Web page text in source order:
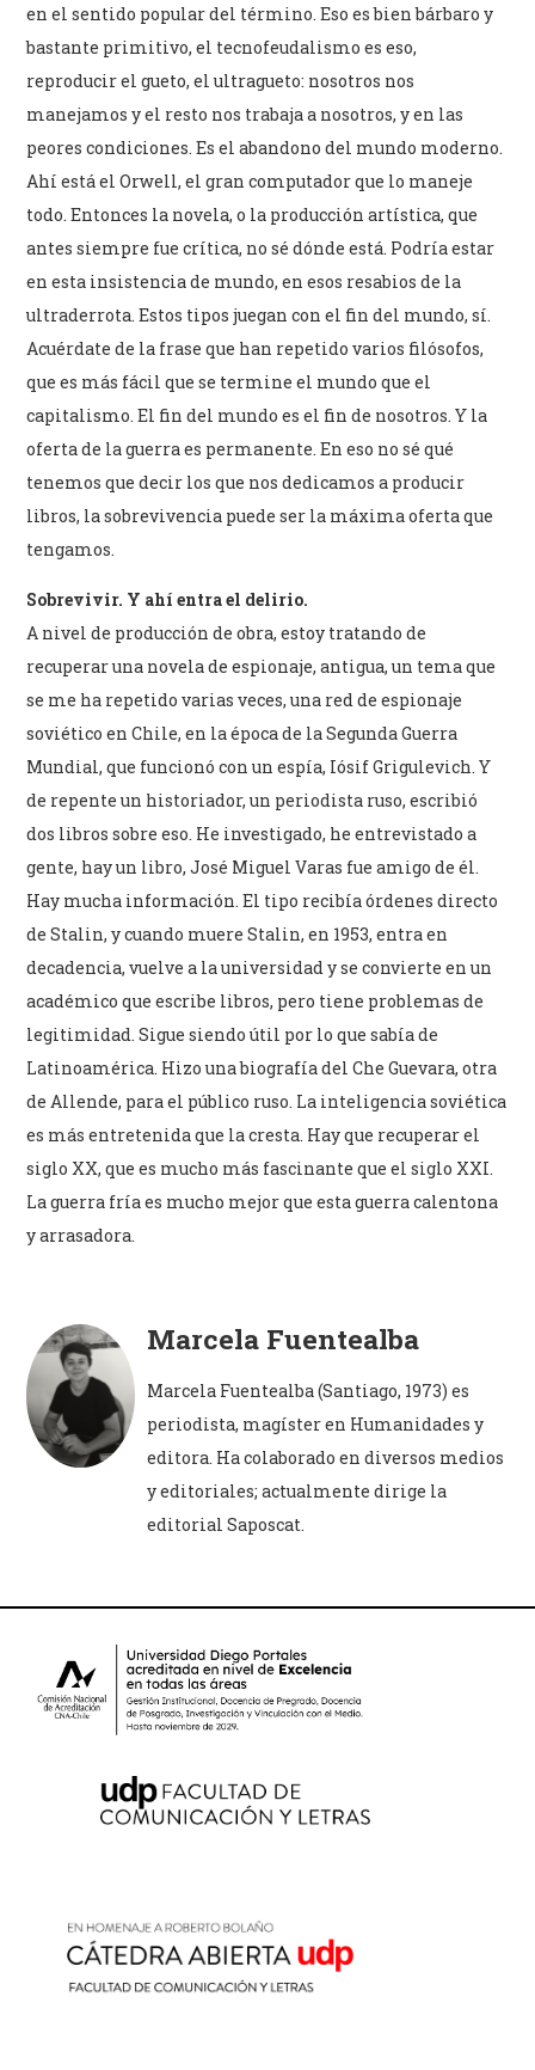
en el sentido popular del término. Eso es bien bárbaro y
bastante primitivo, el tecnofeudalismo es eso,
reproducir el gueto, el ultragueto: nosotros nos
manejamos y el resto nos trabaja a nosotros, y en las
peores condiciones. Es el abandono del mundo moderno.
Ahí está el Orwell, el gran computador que lo maneje
todo. Entonces la novela, o la producción artística, que
antes siempre fue crítica, no sé dónde está. Podría estar
en esta insistencia de mundo, en esos resabios de la
ultraderrota. Estos tipos juegan con el fin del mundo, sí.
Acuérdate de la frase que han repetido varios filósofos,
que es más fácil que se termine el mundo que el
capitalismo. El fin del mundo es el fin de nosotros. Y la
oferta de la guerra es permanente. En eso no sé qué
tenemos que decir los que nos dedicamos a producir
libros, la sobrevivencia puede ser la máxima oferta que
tengamos.
Sobrevivir. Y ahí entra el delirio.
A nivel de producción de obra, estoy tratando de
recuperar una novela de espionaje, antigua, un tema que
se me ha repetido varias veces, una red de espionaje
soviético en Chile, en la época de la Segunda Guerra
Mundial, que funcionó con un espía, Iósif Grigulevich. Y
de repente un historiador, un periodista ruso, escribió
dos libros sobre eso. He investigado, he entrevistado a
gente, hay un libro, José Miguel Varas fue amigo de él.
Hay mucha información. El tipo recibía órdenes directo
de Stalin, y cuando muere Stalin, en 1953, entra en
decadencia, vuelve a la universidad y se convierte en un
académico que escribe libros, pero tiene problemas de
legitimidad. Sigue siendo útil por lo que sabía de
Latinoamérica. Hizo una biografía del Che Guevara, otra
de Allende, para el público ruso. La inteligencia soviética
es más entretenida que la cresta. Hay que recuperar el
siglo XX, que es mucho más fascinante que el siglo XXI.
La guerra fría es mucho mejor que esta guerra calentona
y arrasadora.
Marcela Fuentealba
Marcela Fuentealba (Santiago, 1973) es
periodista, magíster en Humanidades y
editora. Ha colaborado en diversos medios
y editoriales; actualmente dirige la
editorial Saposcat.